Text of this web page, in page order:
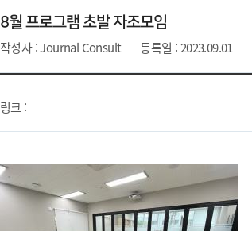
8월 프로그램 초발 자조모임
작성자 : Journal Consult 등록일 : 2023.09.01
링크 :